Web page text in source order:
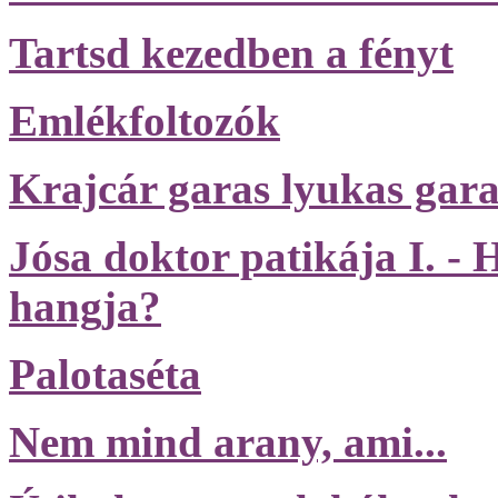
Tartsd kezedben a fényt
Emlékfoltozók
Krajcár garas lyukas
Jósa doktor patikája I. -
hangja?
Palotaséta
Nem mind arany, ami...